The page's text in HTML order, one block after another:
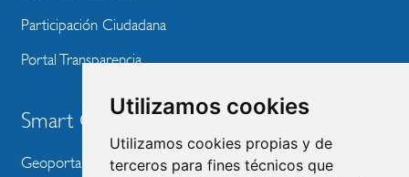
Utilizamos cookies
Utilizamos cookies propias y de
terceros para fines técnicos que
Participación Ciudadana
Portal Transparencia
Smart City
Geoportal